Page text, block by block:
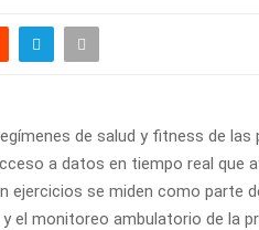
de salud y fitness de las
a datos en tiempo real que
ejercicios se miden como parte
el monitoreo ambulatorio de la